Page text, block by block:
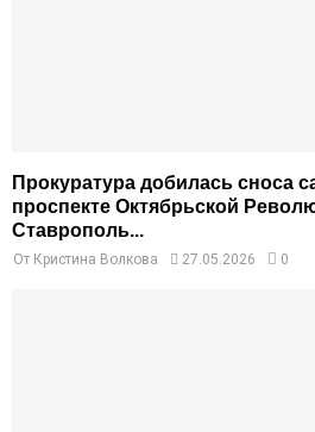
Прокуратура добилась сноса
проспекте Октябрьской
Ставрополь...
От Кристина Волкова 27.05.2026 0